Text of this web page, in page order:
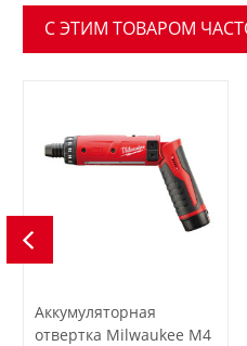
C ЭТИМ ТОВАРОМ
Аккумуляторная
отвертка Milwaukee M4